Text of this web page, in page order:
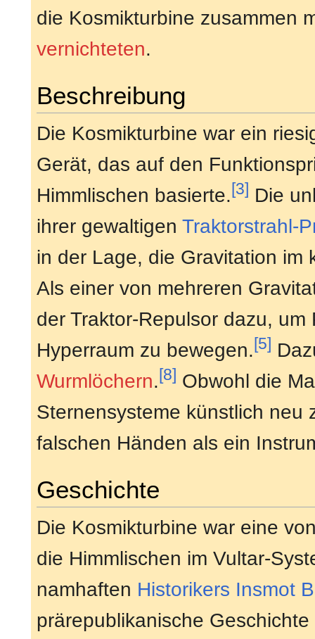
die Kosmikturbine zusammen
vernichteten.
Beschreibung
Die Kosmikturbine war ein
Gerät, das auf den
Himmlischen basierte.[3] Die
ihrer gewaltigen Traktorstrahl-
in der Lage, die Gravitation im
Als einer von mehreren
der Traktor-Repulsor dazu,
Hyperraum zu bewegen.[5]
Wurmlöchern.[8] Obwohl die
Sternensysteme künstlich neu
falschen Händen als ein
Geschichte
Die Kosmikturbine war eine
die Himmlischen im Vultar-
namhaften Historikers Insmot
prärepublikanische